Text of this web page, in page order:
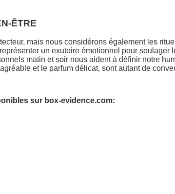
ÊTRE
mais nous considérons également les
un exutoire émotionnel pour
matin et soir nous aident à définir notre
et le parfum délicat, sont autant de
sur box-evidence.com: